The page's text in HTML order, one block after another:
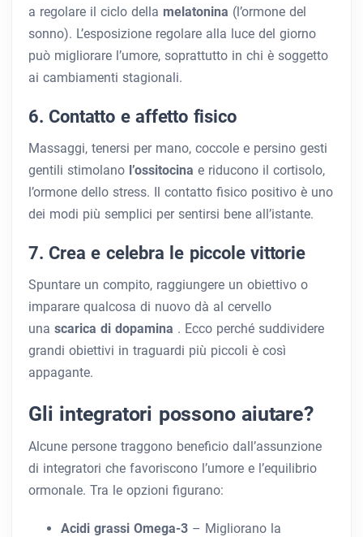
a regolare il ciclo della melatonina (l’ormone del
sonno). L’esposizione regolare alla luce del giorno
può migliorare l’umore, soprattutto in chi è soggetto
ai cambiamenti stagionali.
6. Contatto e affetto fisico
Massaggi, tenersi per mano, coccole e persino gesti
gentili stimolano l’ossitocina e riducono il cortisolo,
l’ormone dello stress. Il contatto fisico positivo è uno
dei modi più semplici per sentirsi bene all’istante.
7. Crea e celebra le piccole vittorie
Spuntare un compito, raggiungere un obiettivo o
imparare qualcosa di nuovo dà al cervello
una scarica di dopamina . Ecco perché suddividere
grandi obiettivi in ​​traguardi più piccoli è così
appagante.
Gli integratori possono aiutare?
Alcune persone traggono beneficio dall’assunzione
di integratori che favoriscono l’umore e l’equilibrio
ormonale. Tra le opzioni figurano:
Acidi grassi Omega-3 – Migliorano la